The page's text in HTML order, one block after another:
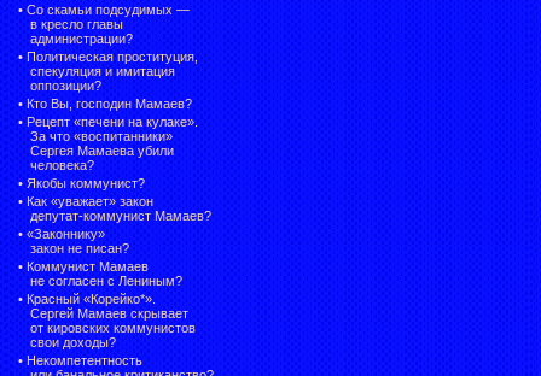
• Со скамьи подсудимых —
в кресло главы
администрации?
• Политическая проституция,
спекуляция и имитация
оппозиции?
• Кто Вы, господин Мамаев?
• Рецепт «печени на кулаке».
За что «воспитанники»
Сергея Мамаева убили
человека?
• Якобы коммунист?
• Как «уважает» закон
депутат-коммунист Мамаев?
• «Законнику»
закон не писан?
• Коммунист Мамаев
не согласен с Лениным?
• Красный «Корейко*».
Сергей Мамаев скрывает
от кировских коммунистов
свои доходы?
• Некомпетентность